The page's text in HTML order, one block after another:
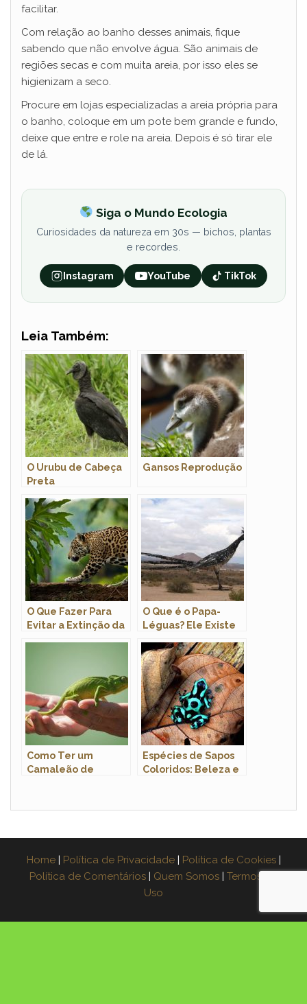
facilitar.
Com relação ao banho desses animais, fique
sabendo que não envolve água. São animais de
regiões secas e com muita areia, por isso eles se
higienizam a seco.
Procure em lojas especializadas a areia própria para
o banho, coloque em um pote bem grande e fundo,
deixe que entre e role na areia. Depois é só tirar ele
de lá.
Siga o Mundo Ecologia
Curiosidades da natureza em 30s — bichos, plantas
e recordes.
Instagram YouTube TikTok
Leia Também:
O Urubu de Cabeça
Preta
Gansos Reprodução
O Que Fazer Para
Evitar a Extinção da
O Que é o Papa-
Léguas? Ele Existe
Como Ter um
Camaleão de
Espécies de Sapos
Coloridos: Beleza e
Home Política de Privacidade Política de Cookies
Política de Comentários
Quem Somos
Termos de
Uso